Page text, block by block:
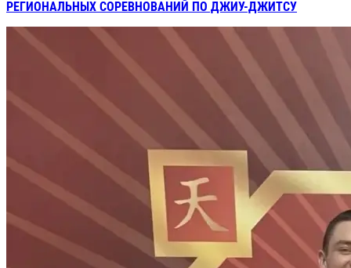
РЕГИОНАЛЬНЫХ СОРЕВНОВАНИЙ ПО ДЖИУ-ДЖИТСУ